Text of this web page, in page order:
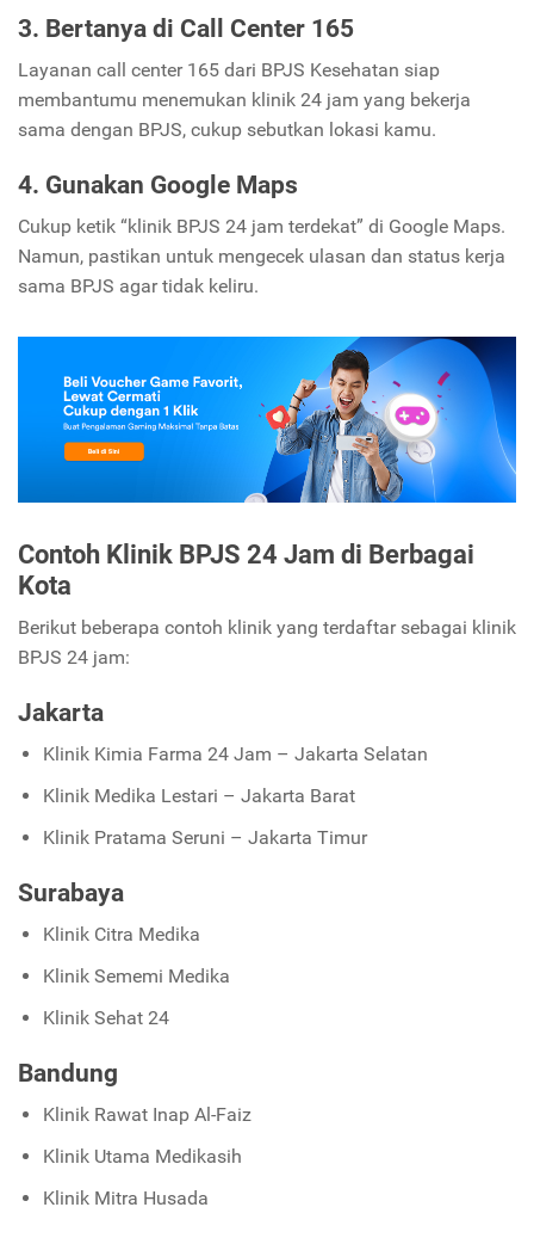
3. Bertanya di Call Center 165
Layanan call center 165 dari BPJS Kesehatan siap
membantumu menemukan klinik 24 jam yang bekerja
sama dengan BPJS, cukup sebutkan lokasi kamu.
4. Gunakan Google Maps
Cukup ketik “klinik BPJS 24 jam terdekat” di Google Maps.
Namun, pastikan untuk mengecek ulasan dan status kerja
sama BPJS agar tidak keliru.
Contoh Klinik BPJS 24 Jam di Berbagai
Kota
Berikut beberapa contoh klinik yang terdaftar sebagai klinik
BPJS 24 jam:
Jakarta
Klinik Kimia Farma 24 Jam – Jakarta Selatan
Klinik Medika Lestari – Jakarta Barat
Klinik Pratama Seruni – Jakarta Timur
Surabaya
Klinik Citra Medika
Klinik Sememi Medika
Klinik Sehat 24
Bandung
Klinik Rawat Inap Al-Faiz
Klinik Utama Medikasih
Klinik Mitra Husada